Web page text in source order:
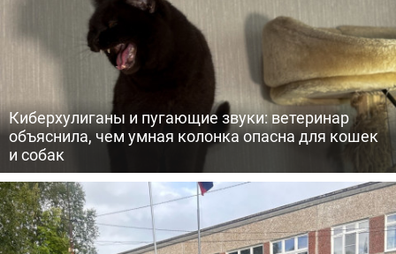
Киберхулиганы и пугающие звуки: ветеринар
объяснила, чем умная колонка опасна для кошек
и собак